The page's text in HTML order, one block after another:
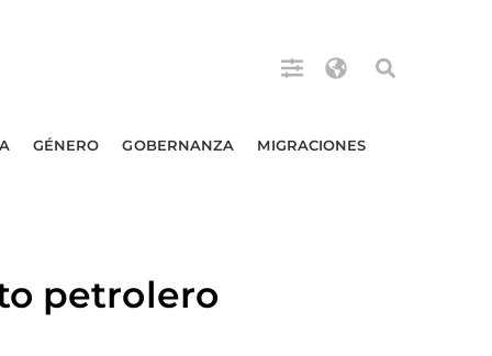
GÉNERO GOBERNANZA MIGRACIONES
petrolero